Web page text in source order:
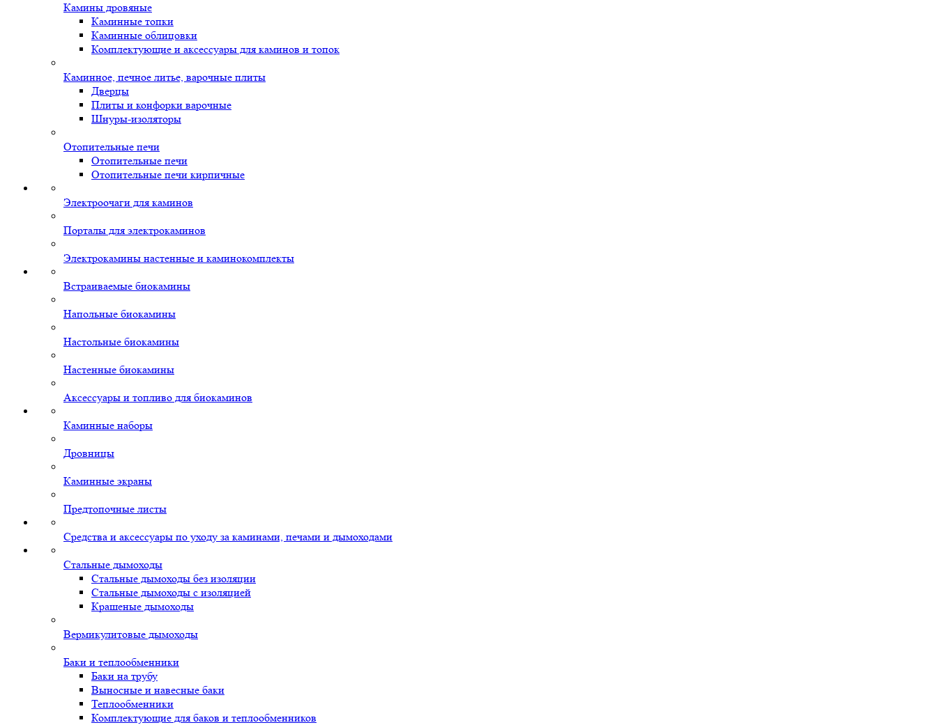
Камины дровяные
Каминные топки
Каминные облицовки
Комплектующие и аксессуары для каминов и топок
Каминное, печное литье, варочные плиты
Дверцы
Плиты и конфорки варочные
Шнуры-изоляторы
Отопительные печи
Отопительные печи
Отопительные печи кирпичные
Электроочаги для каминов
Порталы для электрокаминов
Электрокамины настенные и каминокомплекты
Встраиваемые биокамины
Напольные биокамины
Настольные биокамины
Настенные биокамины
Аксессуары и топливо для биокаминов
Каминные наборы
Дровницы
Каминные экраны
Предтопочные листы
Средства и аксессуары по уходу за каминами, печами и дымоходами
Стальные дымоходы
Стальные дымоходы без изоляции
Стальные дымоходы с изоляцией
Крашеные дымоходы
Вермикулитовые дымоходы
Баки и теплообменники
Баки на трубу
Выносные и навесные баки
Теплообменники
Комплектующие для баков и теплообменников